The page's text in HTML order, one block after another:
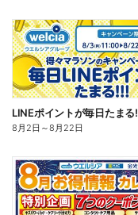
LINEポイントが毎日たまる!
8月2日 ～8月22日